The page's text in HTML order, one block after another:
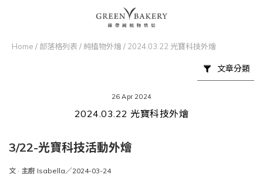
Home / 部落格列表 / 純植物外燴 / 2024.03.22 光寶科技外燴
文章分類
26 Apr 2024
2024.03.22 光寶科技外燴
3/22-光寶科技活動外燴
文 · 主廚 Isabella／2024-03-24